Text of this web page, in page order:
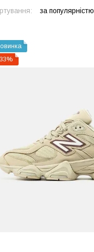
за популярністю